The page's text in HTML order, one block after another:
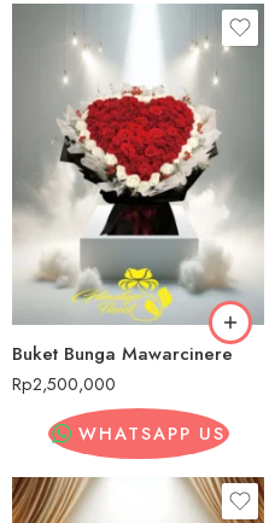
Buket Bunga Mawarcinere
Rp2,500,000
WHATSAPP US